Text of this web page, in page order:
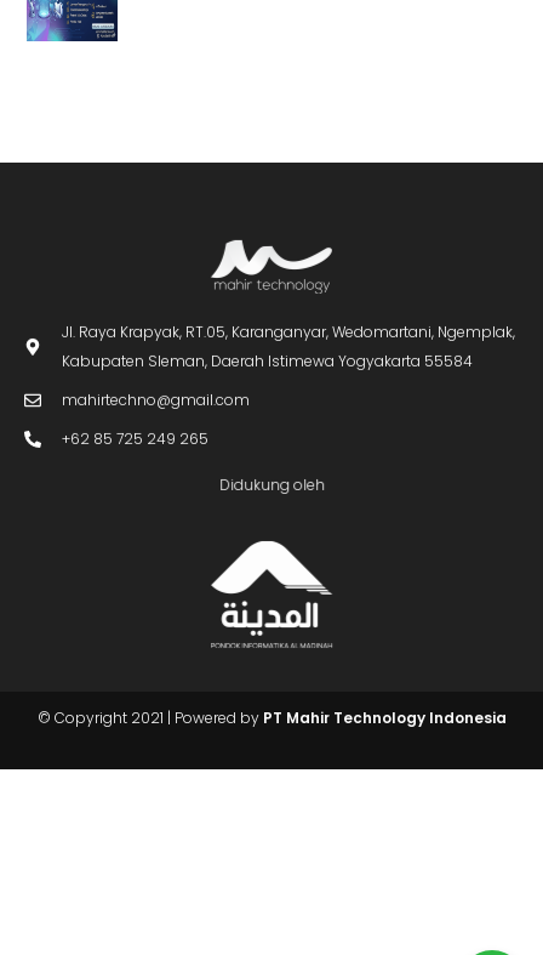
Jl. Raya Krapyak, RT.05, Karanganyar, Wedomartani, Ngemplak,
Kabupaten Sleman, Daerah Istimewa Yogyakarta 55584
mahirtechno@gmail.com
+62 85 725 249 265
Didukung oleh
© Copyright 2021 | Powered by PT Mahir Technology Indonesia